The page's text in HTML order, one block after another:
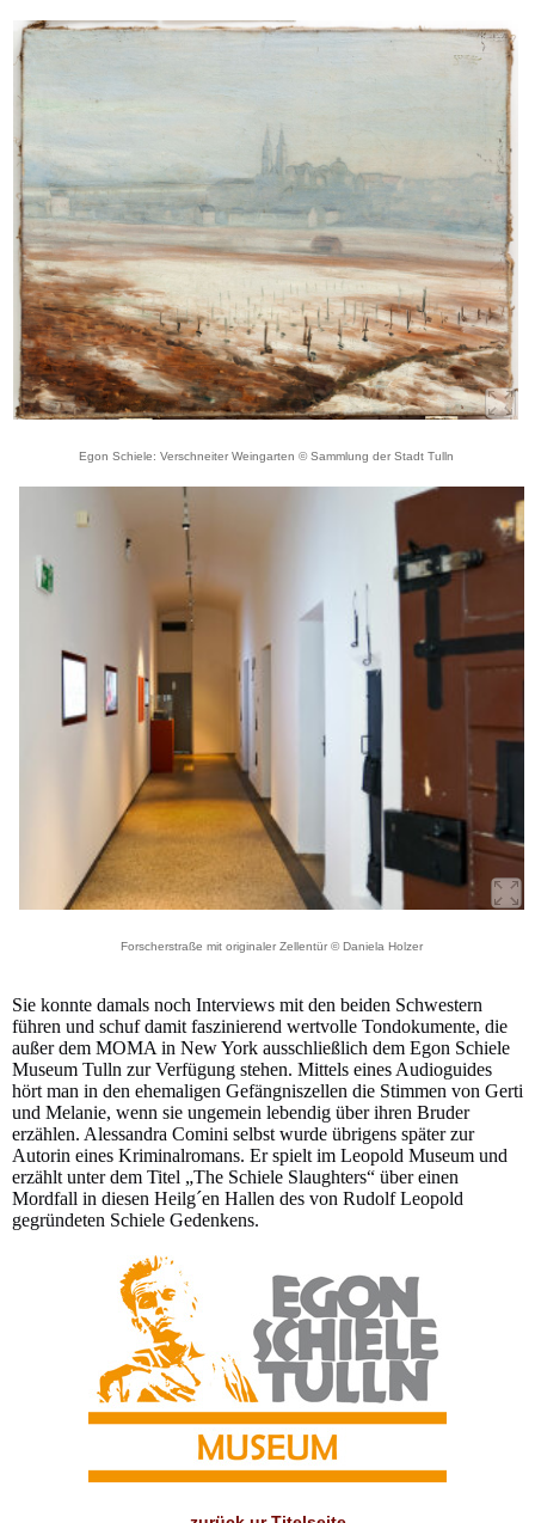
Egon Schiele: Verschneiter Weingarten © Sammlung der Stadt Tulln
Forscherstraße mit originaler Zellentür © Daniela Holzer
Sie konnte damals noch Interviews mit den beiden Schwestern
führen und schuf damit faszinierend wertvolle Tondokumente, die
außer dem MOMA in New York ausschließlich dem Egon Schiele
Museum Tulln zur Verfügung stehen. Mittels eines Audioguides
hört man in den ehemaligen Gefängniszellen die Stimmen von Gerti
und Melanie, wenn sie ungemein lebendig über ihren Bruder
erzählen. Alessandra Comini selbst wurde übrigens später zur
Autorin eines Kriminalromans. Er spielt im Leopold Museum und
erzählt unter dem Titel „The Schiele Slaughters“ über einen
Mordfall in diesen Heilg´en Hallen des von Rudolf Leopold
gegründeten Schiele Gedenkens.